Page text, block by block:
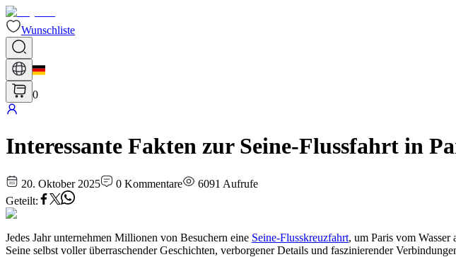
Wunschliste
0
Interessante Fakten zur Seine-Flussfahrt in
20. Oktober 2025 0 Kommentare 6091 Aufrufe
Geteilt:
Jedes Jahr unternehmen Millionen von Besuchern eine Seine-Flusskreuzfahrt, um Paris vom Wasser
Seine selbst voller überraschender Geschichten, verborgener Details und faszinierender